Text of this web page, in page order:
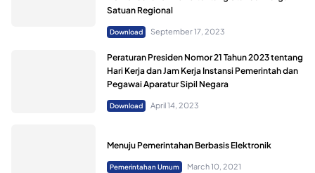
Satuan Regional
Download September 17, 2023
Peraturan Presiden Nomor 21 Tahun 2023 tentang
Hari Kerja dan Jam Kerja Instansi Pemerintah dan
Pegawai Aparatur Sipil Negara
Download April 14, 2023
Menuju Pemerintahan Berbasis Elektronik
Pemerintahan Umum March 10, 2021